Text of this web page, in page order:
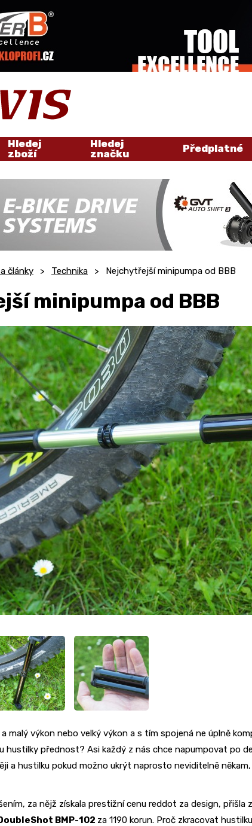
Hledej
zboží
Hledej
značku
Předplatné
články Technika Nejchytřejší minipumpa od BBB
minipumpa od BBB
malý výkon nebo velký výkon a s tím spojená ne úplně
hustilky přednost? Asi každý z nás chce napumpovat po
a hustilku pokud možno ukrýt naprosto neviditelně někam,
za nějž získala prestižní cenu reddot za design, přišla
BMP-102 za 1190 korun. Proč zkracovat